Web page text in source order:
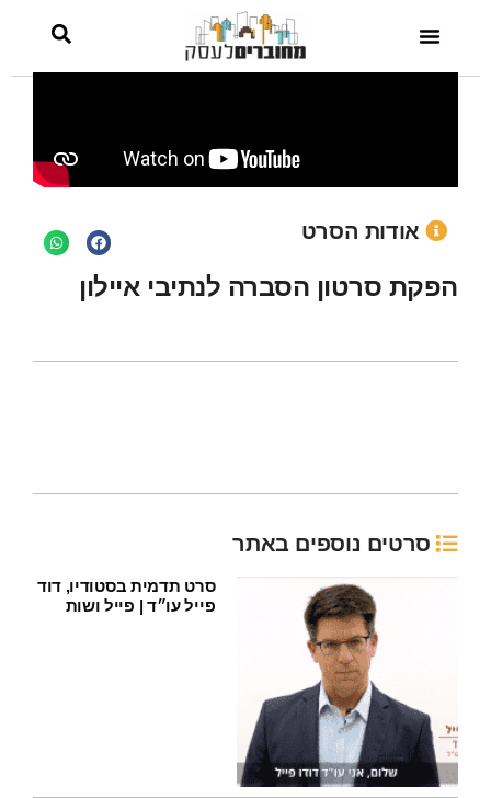
אודות הסרט
הפקת סרטון הסברה לנתיבי איילון
סרטים נוספים באתר
סרט תדמית בסטודיו, דוד
פייל עו״ד | פייל ושות